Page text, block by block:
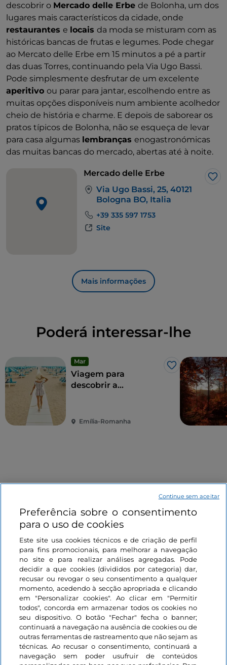
descobrir o Mercado delle Erbe de Bolonha, um dos
lugares mais característicos da cidade, onde
restaurantes e locais da moda se misturam com as
históricas bancas de frutas e legumes. Pode chegar
ao Mercato delle Erbe em 15 minutos a pé a partir
das duas Torres, continuando pela Via Ugo Bassi.
Pode simplesmente desfrutar de um excelente
aperitivo ou parar para jantar, escolhendo entre as
muitas opções disponíveis num ambiente acolhedor
cheio de história e charme. E depois de saborear os
pratos típicos de Bolonha, não se esqueça de levar
para casa algumas lembranças enogastronómicas
das muitas bancas do mercado, abertas até à noite.
Mercado delle Erbe
Via Ugo Bassi, 25, 40121
Bologna BO, Italia
+39 335 597 1753
Site
Mais informações
Poderá interessar-lhe
Mar
Gosto
Viagem para
descobrir a
Emília-Romanha
Informações sobre o site
Ligações úteis
Iniciar sessão
Mantenha-se em contacto
Preferência sobre o consentimento
para o uso de cookies
Este site usa cookies técnicos e de criação de perfil
para fins promocionais, para melhorar a navegação
no site e para realizar análises agregadas. Pode
decidir a que cookies (divididos por categoria) dar,
recusar ou revogar o seu consentimento a qualquer
momento, acedendo à secção apropriada e clicando
em "Personalizar cookies". Ao clicar em "Permitir
todos", concorda em armazenar todos os cookies no
seu dispositivo. O botão "Fechar" fecha o banner;
continuará a navegação na ausência de cookies ou de
outras ferramentas de rastreamento que não sejam as
técnicas. Ao recusar o consentimento, continuará a
navegação sem poder usufruir de conteúdos
Continue sem aceitar